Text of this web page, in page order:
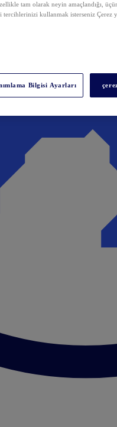
tam olarak neyin amaçlandığı,
tercihlerinizi kullanmak isterseniz
Bilgisi Ayarları